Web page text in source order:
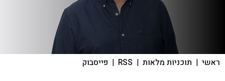
ראשי | תוכניות מלאות |
RSS
| פייסבוק